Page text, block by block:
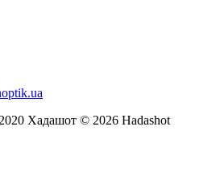
Хадашот © 2026 Hadashot